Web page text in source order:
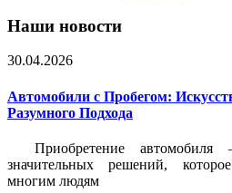
Наши новости
30.04.2026
Автомобили с Пробегом:
Разумного Подхода
Приобретение
значительных решений,
многим людям